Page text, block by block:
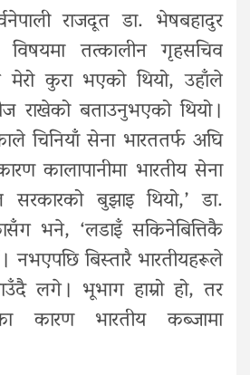
राजदूत डा. भेषबहादुर
विषयमा तत्कालीन गृहसचिव
मेरो कुरा भएको थियो, उहाँले
राखेको बताउनुभएको थियो ।
चिनियाँ सेना भारततर्फ अघि
कालापानीमा भारतीय सेना
बुझाइ थियो,’ डा.
भने, ‘लडाइँ सकिनेबित्तिकै
नभएपछि बिस्तारै भारतीयहरूले
लगे । भूभाग हाम्रो हो, तर
कारण भारतीय कब्जामा